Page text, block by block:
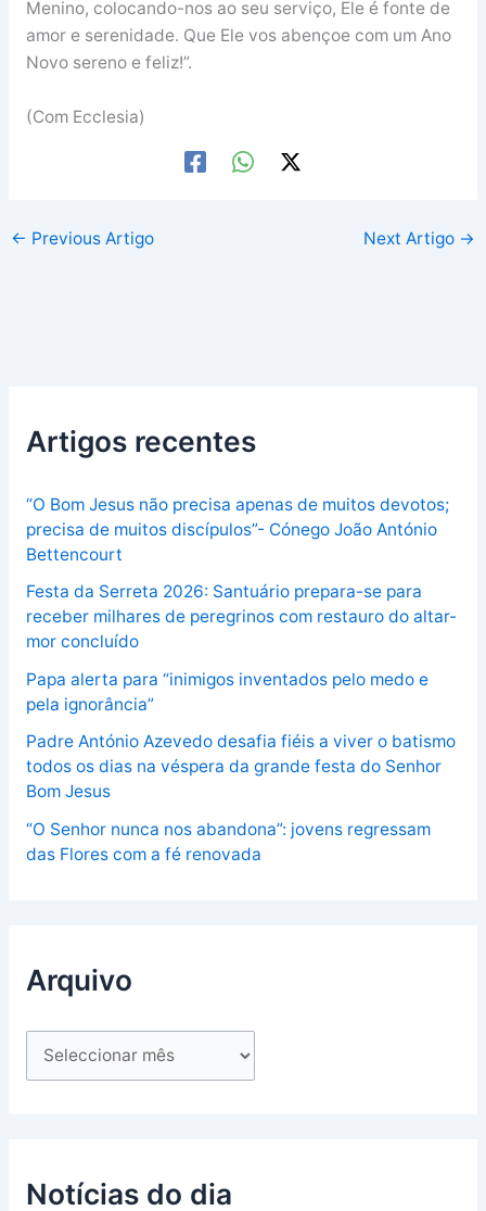
Menino, colocando-nos ao seu serviço, Ele é fonte de
amor e serenidade. Que Ele vos abençoe com um Ano
Novo sereno e feliz!”.
(Com Ecclesia)
← Previous Artigo Next Artigo →
Artigos recentes
“O Bom Jesus não precisa apenas de muitos devotos;
precisa de muitos discípulos”- Cónego João António
Bettencourt
Festa da Serreta 2026: Santuário prepara-se para
receber milhares de peregrinos com restauro do altar-
mor concluído
Papa alerta para “inimigos inventados pelo medo e
pela ignorância”
Padre António Azevedo desafia fiéis a viver o batismo
todos os dias na véspera da grande festa do Senhor
Bom Jesus
“O Senhor nunca nos abandona”: jovens regressam
das Flores com a fé renovada
Arquivo
Notícias do dia